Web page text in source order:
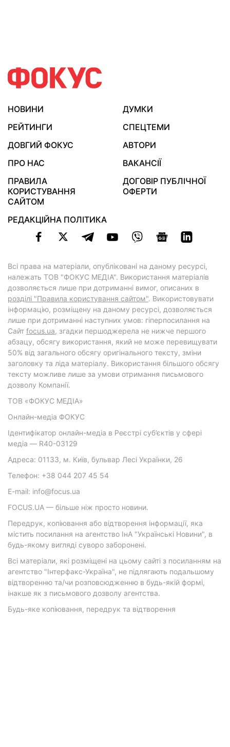
НОВИНИ
ДУМКИ
РЕЙТИНГИ
СПЕЦТЕМИ
ДОВГИЙ ФОКУС
АВТОРИ
ПРО НАС
ВАКАНСІЇ
ПРАВИЛА
КОРИСТУВАННЯ
САЙТОМ
ДОГОВІР ПУБЛІЧНОЇ
ОФЕРТИ
РЕДАКЦІЙНА ПОЛІТИКА
Всі права на матеріали, опубліковані на даному ресурсі,
належать ТОВ "ФОКУС МЕДІА". Використання матеріалів
дозволяється лише при дотриманні вимог, описаних в
розділі "Правила користування сайтом". Використовувати
інформацію, розміщену на даному ресурсі, дозволяється
лише при дотриманні наступних умов: гіперпосилання на
Cайт focus.ua, згадки першоджерела не нижче першого
абзацу, обсягу використання, який не може перевищувати
50% від загального обсягу оригінального тексту, зміни
заголовку та ліда матеріалу. Використання більшого обсягу
тексту можливе лише за умови отримання письмового
дозволу Компанії.
ТОВ «ФОКУС МЕДІА»
Онлайн-медіа ФОКУС
Ідентифікатор онлайн-медіа в Реєстрі суб’єктів у сфері
медіа — R40-03129
Адреса: 01133, м. Київ, бульвар Лесі Українки, 26
Телефон: +38 044 207 45 54
E-mail: info@focus.ua
FOCUS.UA — більше ніж просто новини.
Передрук, копіювання або відтворення інформації, яка
містить посилання на агентство ІнА "Українські Новини", в
будь-якому вигляді суворо заборонені.
Всі матеріали, які розміщені на цьому сайті з посиланням на
агентство "Інтерфакс-Україна", не підлягають подальшому
відтворенню та/чи розповсюдженню в будь-якій формі,
інакше як з письмового дозволу агентства.
Будь-яке копіювання, передрук та відтворення